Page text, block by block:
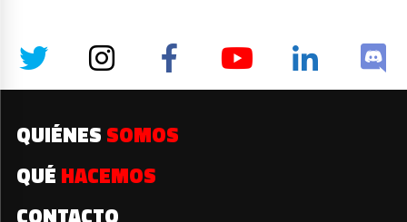
QUIÉNES SOMOS
QUÉ HACEMOS